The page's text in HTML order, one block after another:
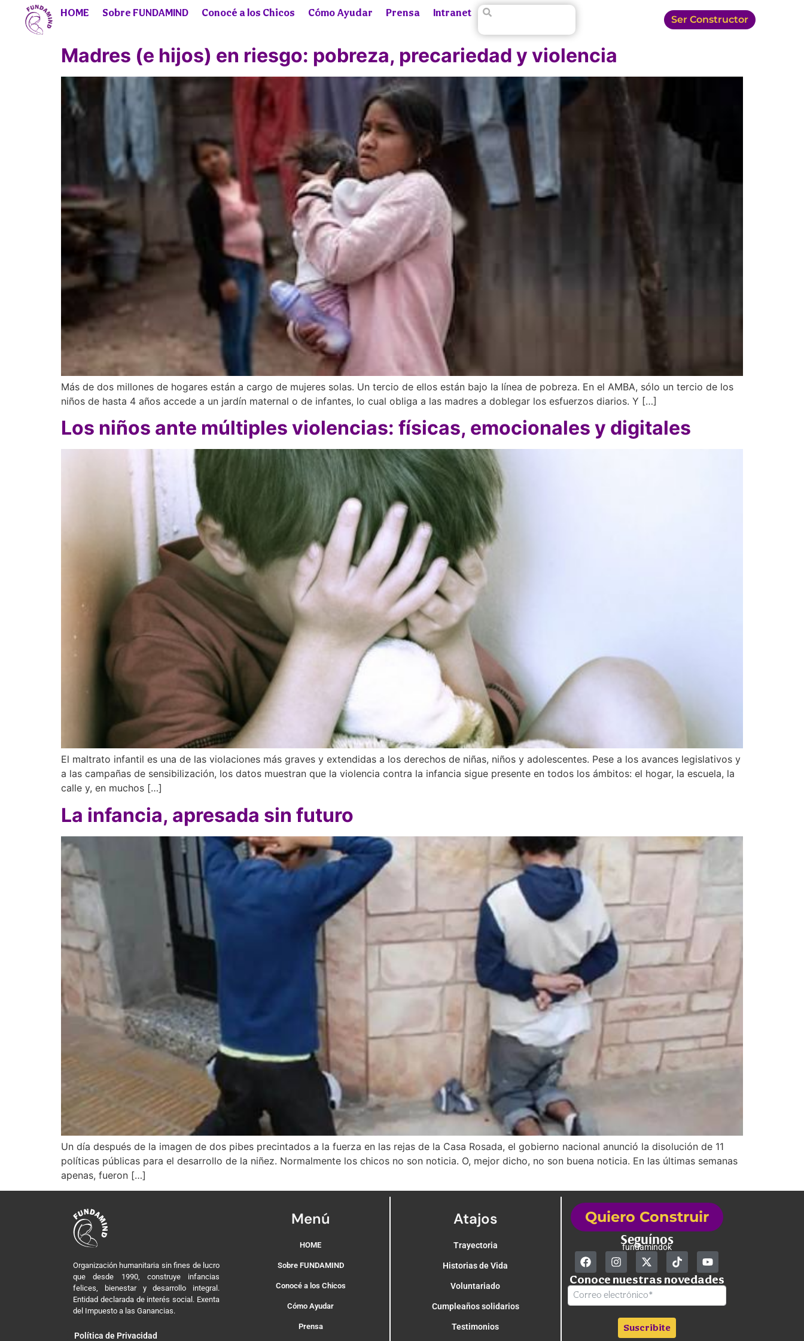
HOME Sobre FUNDAMIND Conocé a los Chicos Cómo Ayudar Prensa Intranet
Ser Constructor
Madres (e hijos) en riesgo: pobreza, precariedad y violencia
Más de dos millones de hogares están a cargo de mujeres solas. Un tercio de ellos están bajo la línea de pobreza. En el AMBA, sólo un tercio de los
niños de hasta 4 años accede a un jardín maternal o de infantes, lo cual obliga a las madres a doblegar los esfuerzos diarios. Y […]
Los niños ante múltiples violencias: físicas, emocionales y digitales
El maltrato infantil es una de las violaciones más graves y extendidas a los derechos de niñas, niños y adolescentes. Pese a los avances legislativos y
a las campañas de sensibilización, los datos muestran que la violencia contra la infancia sigue presente en todos los ámbitos: el hogar, la escuela, la
calle y, en muchos […]
La infancia, apresada sin futuro
Un día después de la imagen de dos pibes precintados a la fuerza en las rejas de la Casa Rosada, el gobierno nacional anunció la disolución de 11
políticas públicas para el desarrollo de la niñez. Normalmente los chicos no son noticia. O, mejor dicho, no son buena noticia. En las últimas semanas
apenas, fueron […]
Organización humanitaria sin fines de lucro
que desde 1990, construye infancias
felices, bienestar y desarrollo integral.
Entidad declarada de interés social. Exenta
del Impuesto a las Ganancias.
Política de Privacidad
Menú
HOME
Sobre FUNDAMIND
Conocé a los Chicos
Cómo Ayudar
Prensa
Atajos
Trayectoria
Historias de Vida
Voluntariado
Cumpleaños solidarios
Testimonios
Quiero Construir
Seguínos
fundamindok
Conoce nuestras novedades
Suscribite